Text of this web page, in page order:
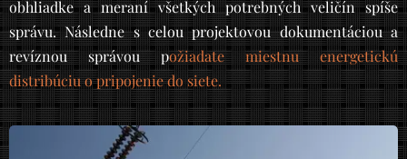
obhliadke a meraní všetkých potrebných veličín spíše
správu. Následne s celou projektovou dokumentáciou a
revíznou správou požiadate miestnu energetickú
distribúciu o pripojenie do siete.